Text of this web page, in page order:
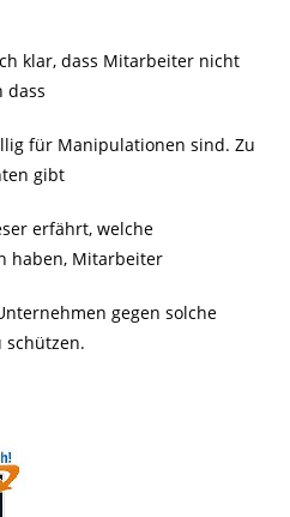
klar, dass Mitarbeiter nicht
dass
für Manipulationen sind. Zu
gibt
erfährt, welche
haben, Mitarbeiter
gegen solche
schützen.